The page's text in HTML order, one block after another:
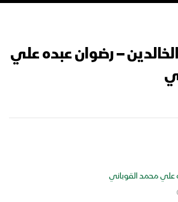
– رضوان عبده علي
علي محمد القوباني